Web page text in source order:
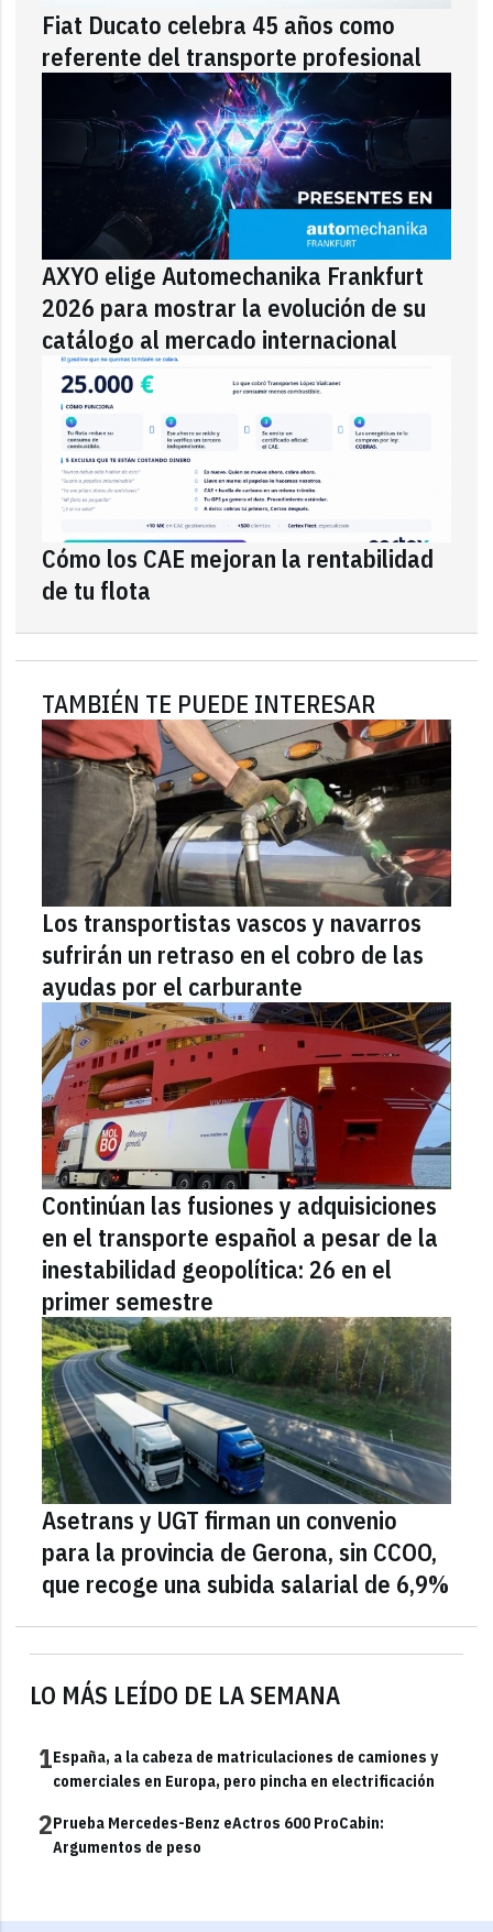
LO MÁS LEÍDO DE LA SEMANA
1España, a la cabeza de matriculaciones de camiones y
comerciales en Europa, pero pincha en electrificación
2Prueba Mercedes-Benz eActros 600 ProCabin:
Argumentos de peso
Fiat Ducato celebra 45 años como
referente del transporte profesional
AXYO elige Automechanika Frankfurt
2026 para mostrar la evolución de su
catálogo al mercado internacional
Cómo los CAE mejoran la rentabilidad
de tu flota
TAMBIÉN TE PUEDE INTERESAR
Los transportistas vascos y navarros
sufrirán un retraso en el cobro de las
ayudas por el carburante
Continúan las fusiones y adquisiciones
en el transporte español a pesar de la
inestabilidad geopolítica: 26 en el
primer semestre
Asetrans y UGT firman un convenio
para la provincia de Gerona, sin CCOO,
que recoge una subida salarial de 6,9%